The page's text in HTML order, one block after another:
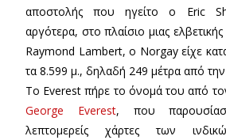
αποστολής που ηγείτο ο Eric
αργότερα, στο πλαίσιο μιας
Raymond Lambert, ο Norgay είχε
τα 8.599 μ., δηλαδή 249 μέτρα από
Το Everest πήρε το όνομά του από
George Everest, που
λεπτομερείς χάρτες των